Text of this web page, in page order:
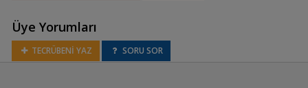
Üye Yorumları
TECRÜBENİ YAZ SORU SOR